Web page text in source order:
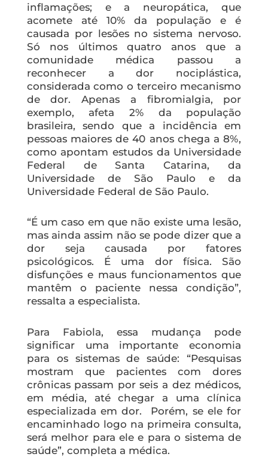
inflamações; e a neuropática, que
acomete até 10% da população e é
causada por lesões no sistema nervoso.
Só nos últimos quatro anos que a
comunidade médica passou a
reconhecer a dor nociplástica,
considerada como o terceiro mecanismo
de dor. Apenas a fibromialgia, por
exemplo, afeta 2% da população
brasileira, sendo que a incidência em
pessoas maiores de 40 anos chega a 8%,
como apontam estudos da Universidade
Federal de Santa Catarina, da
Universidade de São Paulo e da
Universidade Federal de São Paulo.
“É um caso em que não existe uma lesão,
mas ainda assim não se pode dizer que a
dor seja causada por fatores
psicológicos. É uma dor física. São
disfunções e maus funcionamentos que
mantêm o paciente nessa condição”,
ressalta a especialista.
Para Fabiola, essa mudança pode
significar uma importante economia
para os sistemas de saúde: “Pesquisas
mostram que pacientes com dores
crônicas passam por seis a dez médicos,
em média, até chegar a uma clínica
especializada em dor. Porém, se ele for
encaminhado logo na primeira consulta,
será melhor para ele e para o sistema de
saúde”, completa a médica.